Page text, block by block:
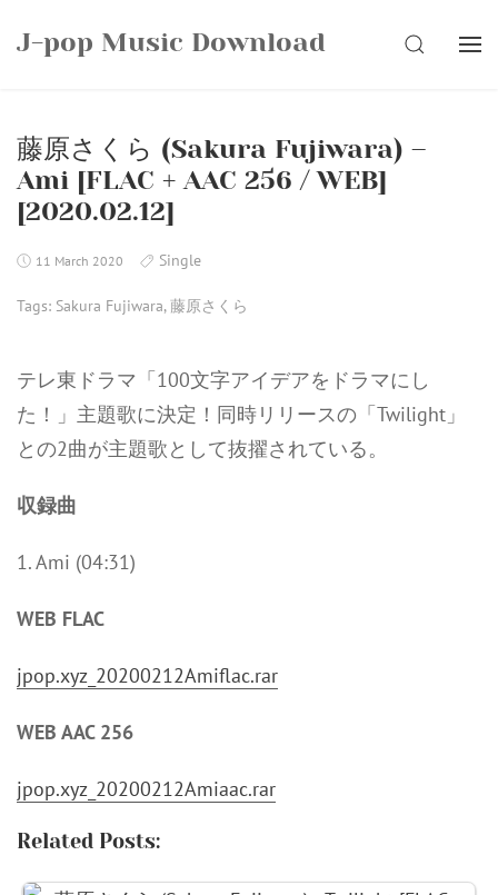
J-pop Music Download SEARCH
藤原さくら (Sakura Fujiwara) –
Ami [FLAC + AAC 256 / WEB]
[2020.02.12]
11 March 2020 Single
Tags: Sakura Fujiwara,藤原さくら
テレ東ドラマ「100文字アイデアをドラマにし
た！」主題歌に決定！同時リリースの「Twilight」
との2曲が主題歌として抜擢されている。
収録曲
1. Ami (04:31)
WEB FLAC
jpop.xyz_20200212Amiflac.rar
WEB AAC 256
jpop.xyz_20200212Amiaac.rar
Related Posts: